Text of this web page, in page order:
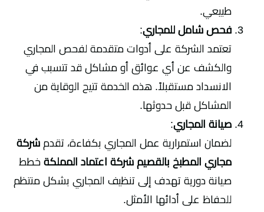
طبيعي.
فحص شامل للمجاري:
تعتمد الشركة على أدوات متقدمة لفحص المجاري
والكشف عن أي عوائق أو مشاكل قد تتسبب في
الانسداد مستقبلاً. هذه الخدمة تتيح الوقاية من
المشاكل قبل حدوثها.
صيانة المجاري:
لضمان استمرارية عمل المجاري بكفاءة، تقدم شركة
مجاري المطبخ بالقصيم شركة اعتماد المملكة خطط
صيانة دورية تهدف إلى تنظيف المجاري بشكل منتظم
للحفاظ على أدائها الأمثل.